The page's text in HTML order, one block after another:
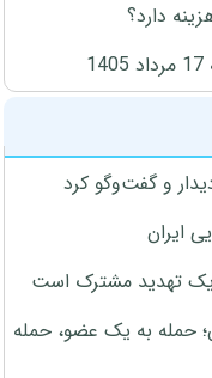
دارد؟
و گفت‌وگو کرد
ایران
یک تهدید مشترک است
حمله به یک عضو، حمله